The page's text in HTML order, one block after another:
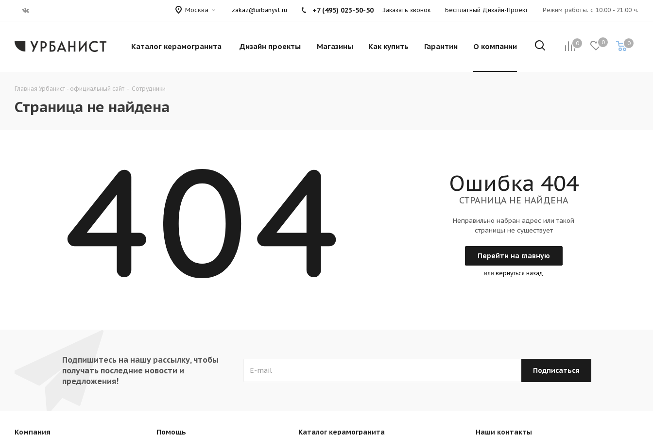
Режим работы: с 10.00 - 21.00 ч.
Бесплатный Дизайн-Проект
+7 (495) 023-50-50 Заказать звонок
Москва zakaz@urbanyst.ru
0 0 0
Каталог керамогранита Дизайн проекты Магазины Как купить Гарантии О компании
Главная Урбанист - официальный сайт - Сотрудники
Страница не найдена
Ошибка 404
СТРАНИЦА НЕ НАЙДЕНА
Неправильно набран адрес или такой
страницы не существует
Перейти на главную
или вернуться назад
Подпишитесь на нашу рассылку, чтобы
получать последние новости и
предложения!
Компания Помощь Каталог керамогранита Наши контакты